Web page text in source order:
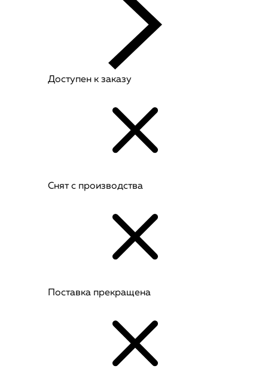
Доступен к заказу
Снят с производства
Поставка прекращена